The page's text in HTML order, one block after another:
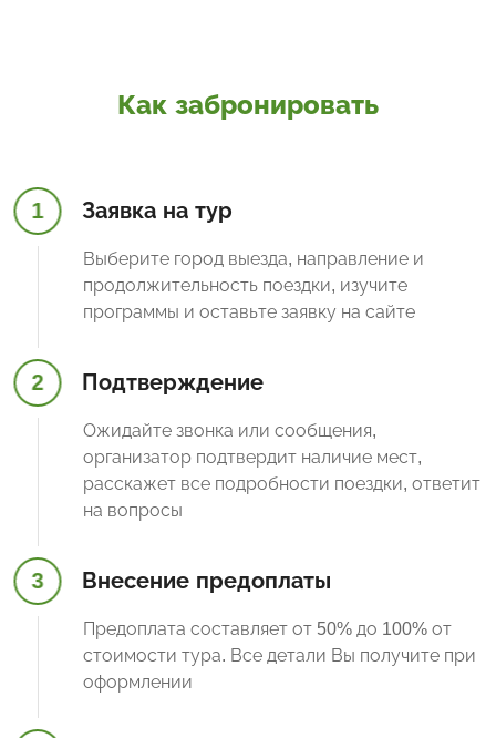
Как забронировать
1 Заявка на тур
Выберите город выезда, направление и
продолжительность поездки, изучите
программы и оставьте заявку на сайте
2 Подтверждение
Ожидайте звонка или сообщения,
организатор подтвердит наличие мест,
расскажет все подробности поездки, ответит
на вопросы
3 Внесение предоплаты
Предоплата составляет от 50% до 100% от
стоимости тура. Все детали Вы получите при
оформлении